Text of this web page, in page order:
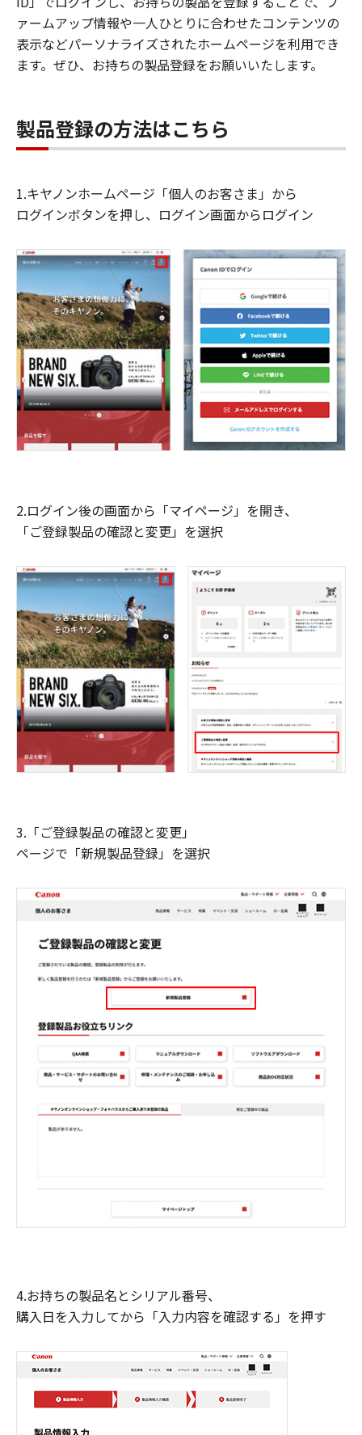
ァームアップ情報や一人ひとりに合わせたコンテンツの
表示などパーソナライズされたホームページを利用でき
ます。ぜひ、お持ちの製品登録をお願いいたします。
製品登録の方法はこちら
1.キヤノンホームページ「個人のお客さま」から
ログインボタンを押し、ログイン画面からログイン
2.ログイン後の画面から「マイページ」を開き、
「ご登録製品の確認と変更」を選択
3.「ご登録製品の確認と変更」
ページで「新規製品登録」を選択
4.お持ちの製品名とシリアル番号、
購入日を入力してから「入力内容を確認する」を押す